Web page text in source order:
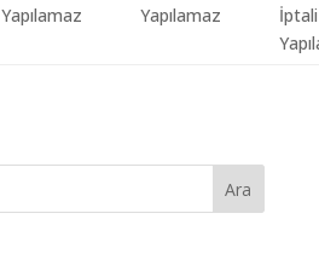
Yapılamaz
Yapılamaz
İptali
Ara